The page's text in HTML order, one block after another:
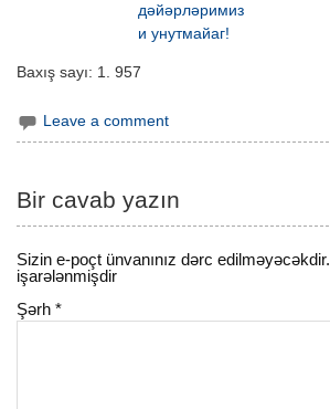
дәйәрләримиз
и унутмайаг!
Baxış sayı: 1. 957
Leave a comment
Bir cavab yazın
Sizin e-poçt ünvanınız dərc edilməyəcəkdir.
işarələnmişdir
Şərh*